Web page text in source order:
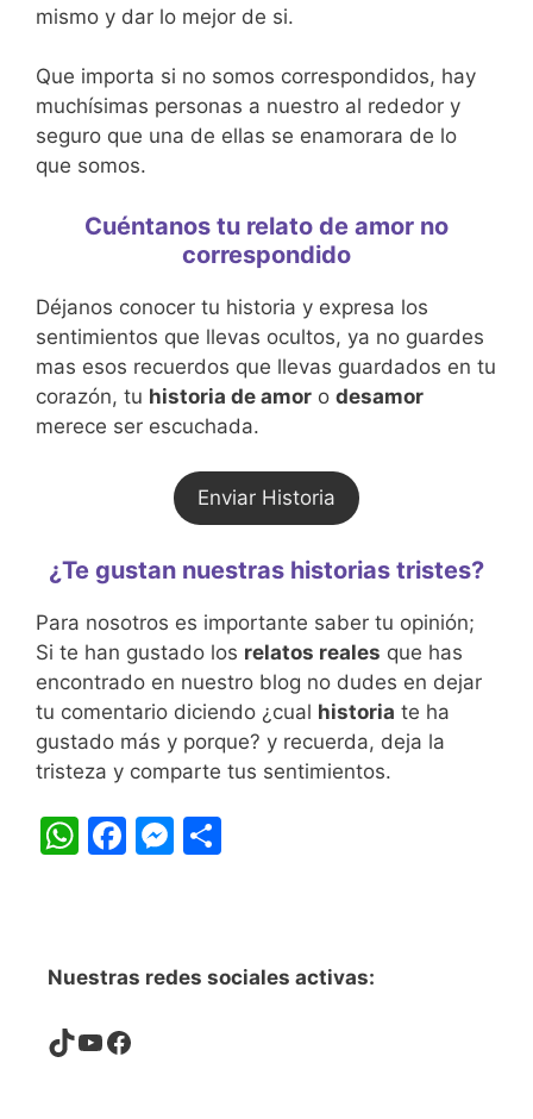
mismo y dar lo mejor de si.
Que importa si no somos correspondidos, hay
muchísimas personas a nuestro al rededor y
seguro que una de ellas se enamorara de lo
que somos.
Cuéntanos tu relato de amor no
correspondido
Déjanos conocer tu historia y expresa los
sentimientos que llevas ocultos, ya no guardes
mas esos recuerdos que llevas guardados en tu
corazón, tu historia de amor o desamor
merece ser escuchada.
Enviar Historia
¿Te gustan nuestras historias tristes?
Para nosotros es importante saber tu opinión;
Si te han gustado los relatos reales que has
encontrado en nuestro blog no dudes en dejar
tu comentario diciendo ¿cual historia te ha
gustado más y porque? y recuerda, deja la
tristeza y comparte tus sentimientos.
W
A
p
p
F
b
o
o
M
e
Nuestras redes sociales activas:
TikTok
YouTube
Facebook